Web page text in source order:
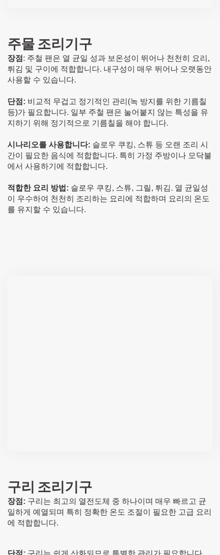
주물 조리기구
장점 : 주철 팬은 열 균일 성과 보온성이 뛰어나 천천히 요리,
튀김 및 구이에 적합합니다. 내구성이 매우 뛰어나 오랫동안
사용할 수 있습니다.
단점: 비교적 무겁고 정기적인 관리(녹 방지를 위한 기름칠
등)가 필요합니다. 일부 주철 팬은 눌어붙지 않는 특성을 유
지하기 위해 정기적으로 기름칠을 해야 합니다.
시나리오를 사용합니다: 슬로우 쿠킹, 스튜 등 오랜 조리 시
간이 필요한 음식에 적합합니다. 특히 가정 주방이나 모닥불
에서 사용하기에 적합합니다.
적합한 요리 방법: 슬로우 쿠킹, 스튜, 그릴, 튀김. 열 균일성
이 우수하여 천천히 조리하는 요리에 적합하며 요리의 온도
를 유지할 수 있습니다.
구리 조리기구
장점: 구리는 최고의 열전도체 중 하나이며 매우 빠르고 균
일하게 예열되며 특히 정확한 온도 조절이 필요한 고급 요리
에 적합합니다.